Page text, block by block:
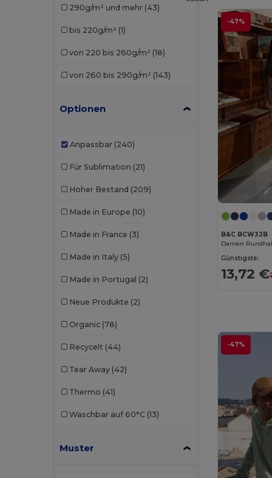
290g/m² und mehr (43)
bis 220g/m² (1)
von 220 bis 260g/m² (18)
von 260 bis 290g/m² (143)
Optionen
Anpassbar (240)
Für Sublimation (21)
Hoher Bestand (209)
Made in Europe (10)
Made in France (3)
Made in Italy (5)
Made in Portugal (2)
Neue Produkte (2)
Organic (78)
Recycelt (44)
Tear Away (42)
Thermo (41)
Waschbar auf 60°C (13)
Muster
-47%
B&C BCW32B
Damen
Günstigste:
13,72 €
-47%